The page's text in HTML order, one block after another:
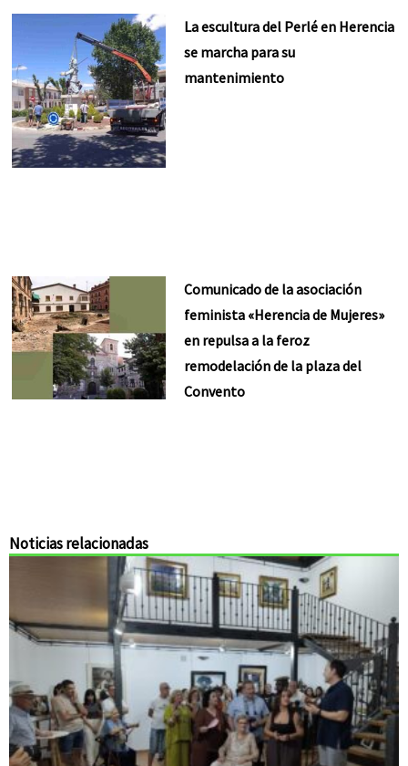
La escultura del Perlé en Herencia
se marcha para su
mantenimiento
Comunicado de la asociación
feminista «Herencia de Mujeres»
en repulsa a la feroz
remodelación de la plaza del
Convento
Noticias relacionadas